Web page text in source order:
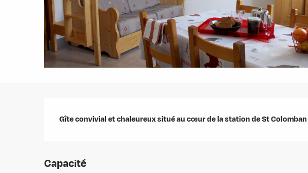
Description
Gîte convivial et chaleureux situé au cœur de la station de St
Capacité